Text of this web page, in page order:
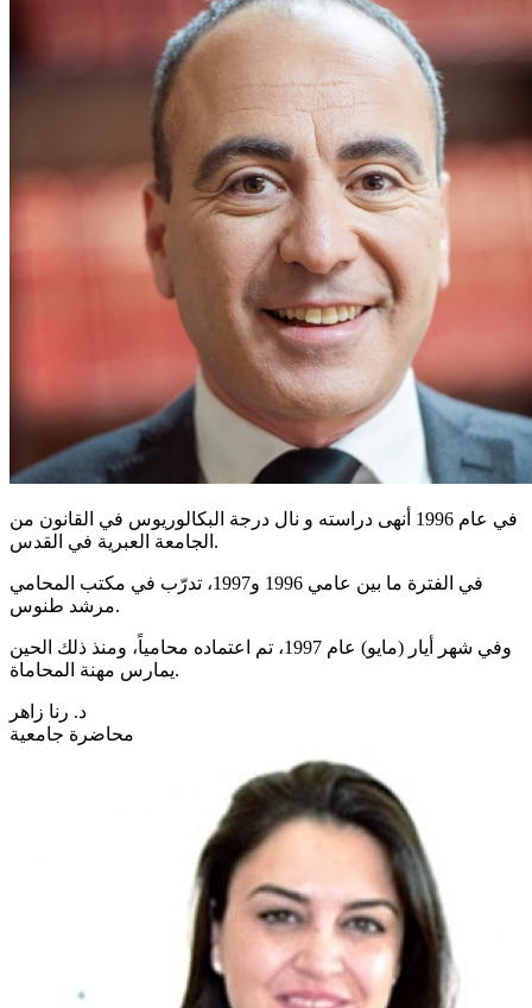
في عام 1996 أنهى دراسته و نال درجة البكالوريوس في القانون من
الجامعة العبرية في القدس.
في الفترة ما بين عامي 1996 و1997، تدرّب في مكتب المحامي
مرشد طنوس.
وفي شهر أيار (مايو) عام 1997، تم اعتماده محامياً، ومنذ ذلك الحين
يمارس مهنة المحاماة.
د. رنا زاهر
محاضرة جامعية